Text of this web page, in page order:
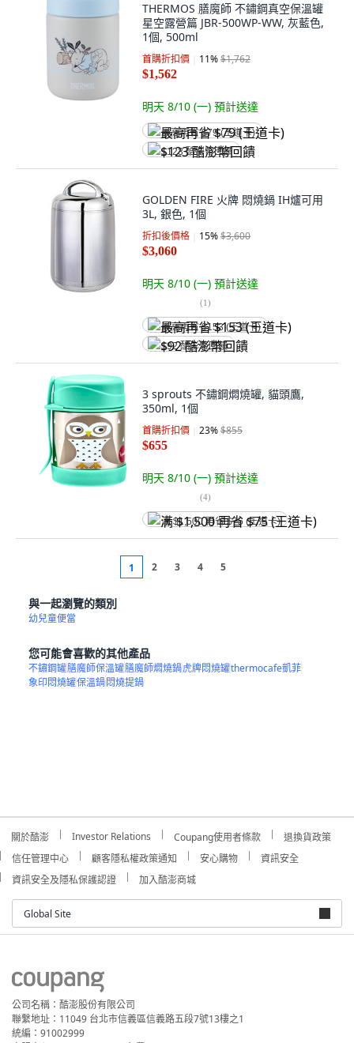
THERMOS 膳魔師 不鏽鋼真空保溫罐
星空露營篇 JBR-500WP-WW, 灰藍色,
1個, 500ml
首購折扣價 11%$1,762
$1,562
明天 8/10 (一) 預計送達
最高再省 $79 (王道卡)
$123 酷澎幣回饋
GOLDEN FIRE 火牌 悶燒鍋 IH爐可用
3L, 銀色, 1個
折扣後價格 15%$3,600
$3,060
明天 8/10 (一) 預計送達
(1)
最高再省 $153 (王道卡)
$92 酷澎幣回饋
3 sprouts 不鏽鋼燜燒罐, 貓頭鷹,
350ml, 1個
首購折扣價 23%$855
$655
明天 8/10 (一) 預計送達
(4)
满 $1,500 再省 $75 (王道卡)
1 2 3 4 5
與一起瀏覽的類別
幼兒童便當
您可能會喜歡的其他產品
不鏽鋼罐膳魔師保溫罐膳魔師燜燒鍋虎牌悶燒罐thermocafe凱菲
象印悶燒罐保溫鍋悶燒提鍋
關於酷澎 Investor Relations Coupang使用者條款
退換貨政策
信任管理中心
顧客隱私權政策通知 安心購物
資訊安全
資訊安全及隱私保護認證
加入酷澎商城
Global Site
公司名稱：酷澎股份有限公司
聯繫地址：11049 台北市信義區信義路五段7號13樓之1
統編：91002999